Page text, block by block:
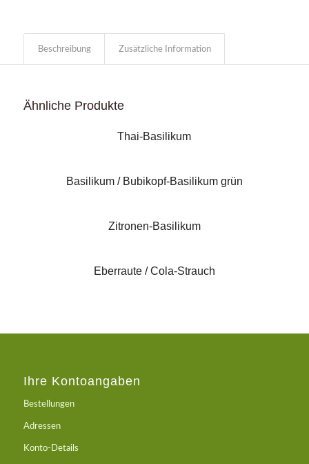
Beschreibung Zusätzliche Information
Ähnliche Produkte
Thai-Basilikum
Basilikum / Bubikopf-Basilikum grün
Zitronen-Basilikum
Eberraute / Cola-Strauch
Ihre Kontoangaben
Bestellungen
Adressen
Konto-Details